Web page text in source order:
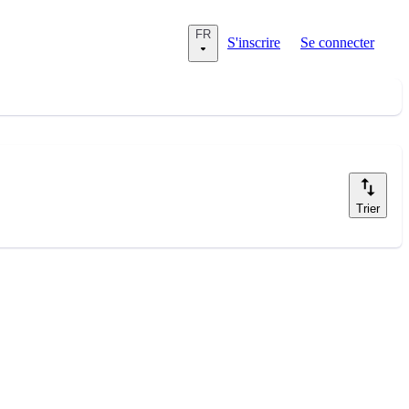
FR
S'inscrire Se connecter
Trier